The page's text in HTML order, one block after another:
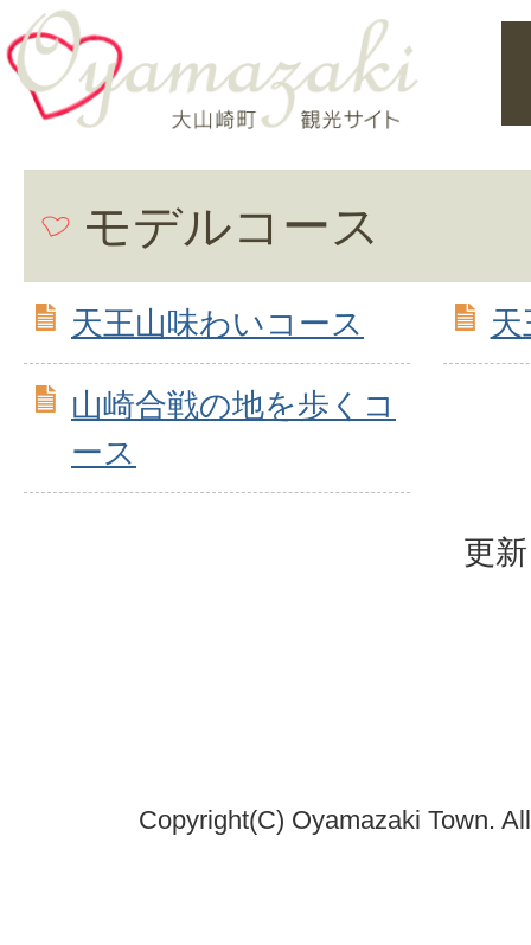
モデルコース
天王山味わいコース
山崎合戦の地を歩くコ
ース
更
Copyright(C) Oyamazaki Town.